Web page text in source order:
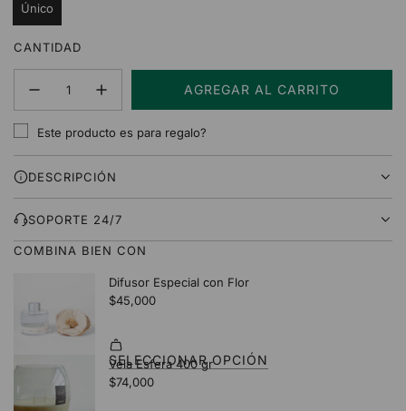
Único
CANTIDAD
AGREGAR AL CARRITO
C
G
N
O
Este producto es para regalo?
DESCRIPCIÓN
SOPORTE 24/7
COMBINA BIEN CON